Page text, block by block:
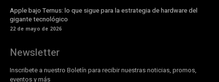
Apple bajo Ternus: lo que sigue para la estrategia de hardware del
gigante tecnológico
22 de mayo de 2026
Newsletter
Inscribete a nuestro Boletín para recibir nuestras noticias, promos,
eventos y más